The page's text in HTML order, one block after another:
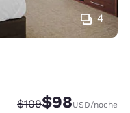
4
Tarifa tachada:
$109Tarifa reducida:
$98USD/noche